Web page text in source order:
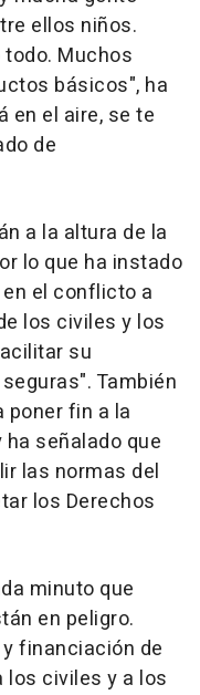
ellos niños.
Muchos
básicos", ha
en el aire, se te
de
a la altura de la
lo que ha instado
el conflicto a
los civiles y los
su
También
poner fin a la
señalado que
las normas del
los Derechos
minuto que
en peligro.
financiación de
civiles y a los